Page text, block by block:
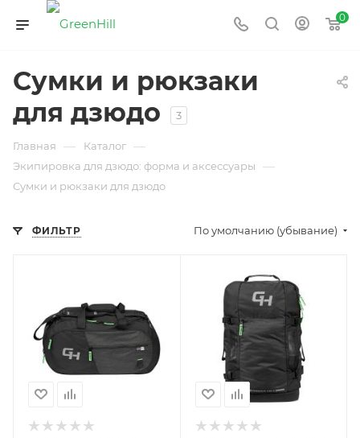
0
Сумки и рюкзаки
для дзюдо
3
Главная — Каталог —
Экипировка для дзюдо: форма и аксессуары —
Сумки и рюкзаки для дзюдо
ФИЛЬТР По умолчанию (убывание)